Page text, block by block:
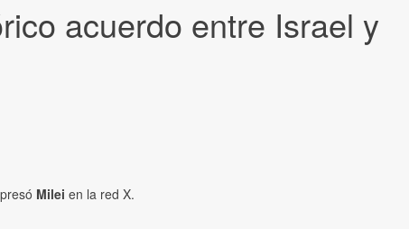
acuerdo entre Israel y
Milei en la red X.